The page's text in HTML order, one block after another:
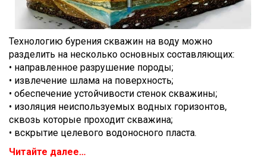
Технологию бурения скважин на воду можно
разделить на несколько основных составляющих:
• направленное разрушение породы;
• извлечение шлама на поверхность;
• обеспечение устойчивости стенок скважины;
• изоляция неиспользуемых водных горизонтов,
сквозь которые проходит скважина;
• вскрытие целевого водоносного пласта.
Читайте далее…